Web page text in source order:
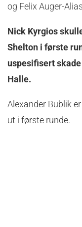
og Felix Auger-
Nick Kyrgios
Shelton i første
uspesifisert
Halle.
Alexander Bublik
ut i første runde.